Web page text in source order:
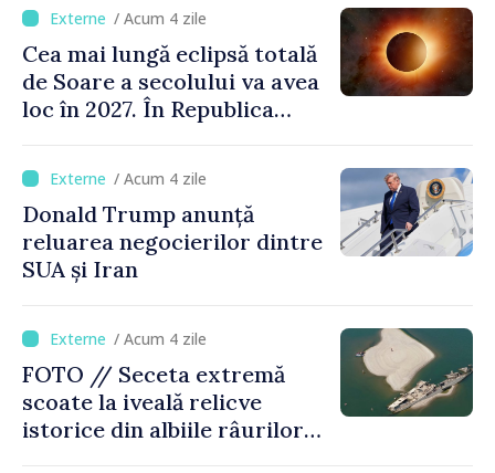
/ Acum 4 zile
Cea mai lungă eclipsă totală
de Soare a secolului va avea
loc în 2027. În Republica
acoperit în proporție de
până la 44%/ Acum 4 zile
Donald Trump anunță
reluarea negocierilor dintre
SUA și Iran
/ Acum 4 zile
FOTO // Seceta extremă
scoate la iveală relicve
istorice din albiile râurilor